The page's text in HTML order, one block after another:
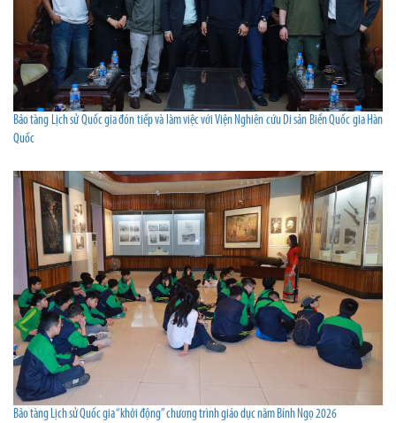
Bảo tàng Lịch sử Quốc gia đón tiếp và làm việc với Viện Nghiên cứu Di sản Biển Quốc gia Hàn
Quốc
Bảo tàng Lịch sử Quốc gia “khởi động” chương trình giáo dục năm Bính Ngọ 2026